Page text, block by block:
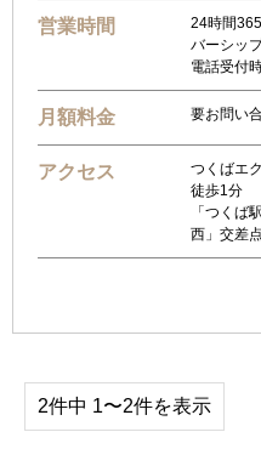
営業時間
24時間
バーシッ
電話受付
月額料金 要お問い
アクセス
つくばエ
徒歩1分
「つく
西」交差
2件中 1〜2件を表示